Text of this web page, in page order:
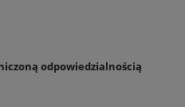
odpowiedzialnością